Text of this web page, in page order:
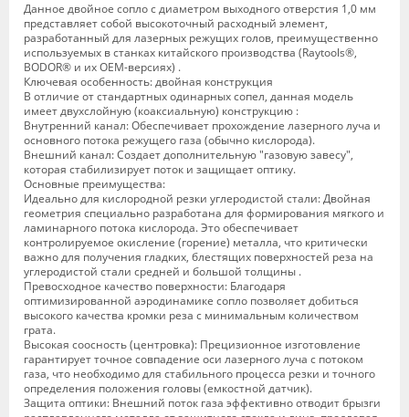
Данное двойное сопло с диаметром выходного отверстия 1,0 мм
представляет собой высокоточный расходный элемент,
разработанный для лазерных режущих голов, преимущественно
используемых в станках китайского производства (Raytools®,
BODOR® и их OEM-версиях) .
Ключевая особенность: двойная конструкция
В отличие от стандартных одинарных сопел, данная модель
имеет двухслойную (коаксиальную) конструкцию :
Внутренний канал: Обеспечивает прохождение лазерного луча и
основного потока режущего газа (обычно кислорода).
Внешний канал: Создает дополнительную "газовую завесу",
которая стабилизирует поток и защищает оптику.
Основные преимущества:
Идеально для кислородной резки углеродистой стали: Двойная
геометрия специально разработана для формирования мягкого и
ламинарного потока кислорода. Это обеспечивает
контролируемое окисление (горение) металла, что критически
важно для получения гладких, блестящих поверхностей реза на
углеродистой стали средней и большой толщины .
Превосходное качество поверхности: Благодаря
оптимизированной аэродинамике сопло позволяет добиться
высокого качества кромки реза с минимальным количеством
грата.
Высокая соосность (центровка): Прецизионное изготовление
гарантирует точное совпадение оси лазерного луча с потоком
газа, что необходимо для стабильного процесса резки и точного
определения положения головы (емкостной датчик).
Защита оптики: Внешний поток газа эффективно отводит брызги